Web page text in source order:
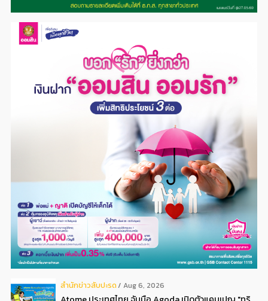
สํานักข่าวสับปะรด Aug 6, 2026